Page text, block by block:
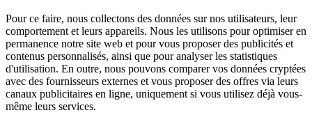
Pour ce faire, nous collectons des données sur nos utilisateurs, leur
comportement et leurs appareils. Nous les utilisons pour optimiser en
permanence notre site web et pour vous proposer des publicités et
contenus personnalisés, ainsi que pour analyser les statistiques
d'utilisation. En outre, nous pouvons comparer vos données cryptées
avec des fournisseurs externes et vous proposer des offres via leurs
canaux publicitaires en ligne, uniquement si vous utilisez déjà vous-
même leurs services.